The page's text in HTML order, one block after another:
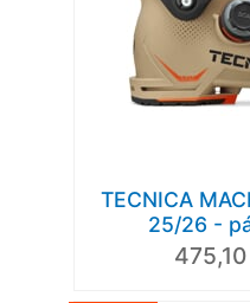
TECNICA
25/26 -